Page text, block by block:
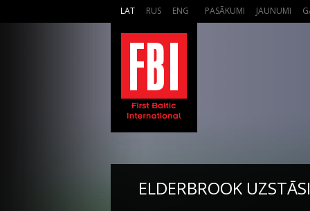
LAT RUS ENG PASĀKUMI JAUNUMI
ELDERBROOK